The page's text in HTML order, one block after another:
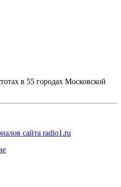
в 55 городах Московской
сайта radio1.ru